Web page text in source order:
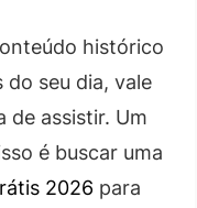
histórico
seu dia, vale
de assistir. Um
é buscar uma
2026 para